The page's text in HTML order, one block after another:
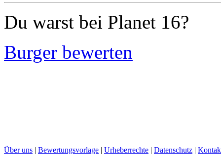
Du warst bei Planet 16?
Burger bewerten
Über uns | Bewertungsvorlage | Urheberrechte | Datenschutz |